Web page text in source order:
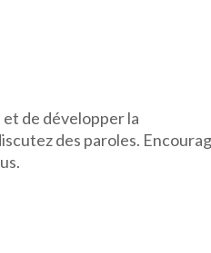
de développer la
des paroles.